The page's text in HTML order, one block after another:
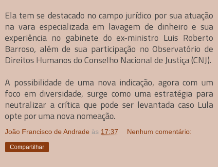
Ela tem se destacado no campo jurídico por sua atuação
na vara especializada em lavagem de dinheiro e sua
experiência no gabinete do ex-ministro Luis Roberto
Barroso, além de sua participação no Observatório de
Direitos Humanos do Conselho Nacional de Justiça (CNJ).
A possibilidade de uma nova indicação, agora com um
foco em diversidade, surge como uma estratégia para
neutralizar a crítica que pode ser levantada caso Lula
opte por uma nova nomeação.
João Francisco de Andrade às 17:37 Nenhum comentário:
Compartilhar